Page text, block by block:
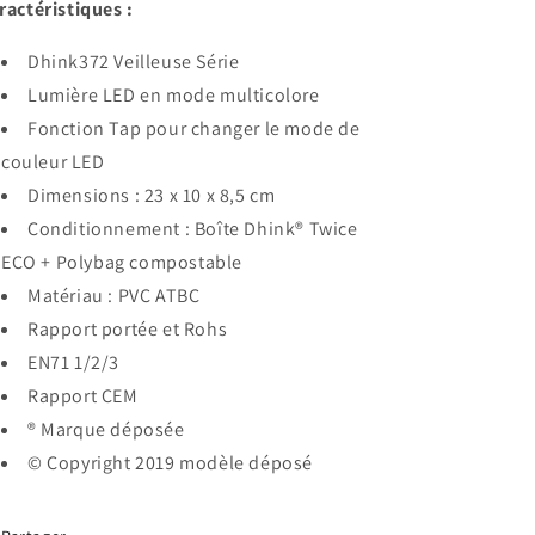
:
Dhink372 Veilleuse Série
Lumière LED en mode multicolore
Fonction Tap pour changer le mode de
couleur LED
Dimensions : 23 x 10 x 8,5 cm
Conditionnement : Boîte Dhink® Twice
ECO + Polybag compostable
Matériau : PVC ATBC
Rapport portée et Rohs
EN71 1/2/3
Rapport CEM
® Marque déposée
© Copyright 2019 modèle déposé